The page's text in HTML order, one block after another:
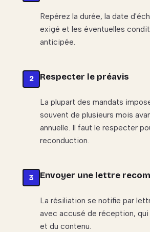
Repérez la durée, la date
exigé et les éventuelles
anticipée.
Respecter le préavis
La plupart des mandats
souvent de plusieurs mois
annuelle. Il faut le respecter
reconduction.
Envoyer une lettre
La résiliation se notifie par
avec accusé de réception,
et du contenu.